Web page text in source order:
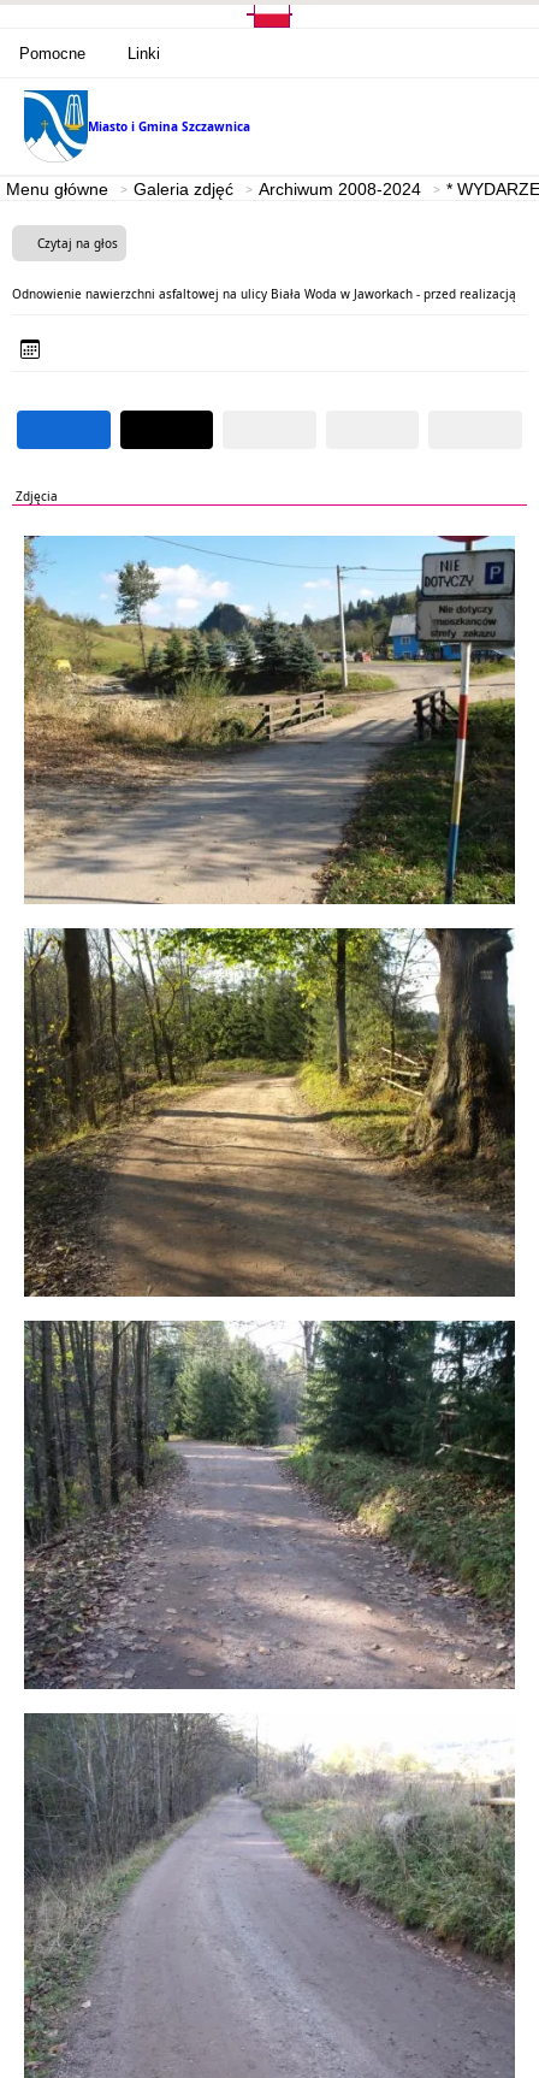
Pomocne Linki
Miasto i Gmina Szczawnica
Menu główne Galeria zdjęć Archiwum 2008-2024 *
Czytaj na głos
Odnowienie nawierzchni asfaltowej na ulicy Biała Woda w Jaworkach - przed realizacją
Zdjęcia